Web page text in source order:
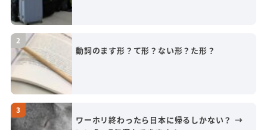
動詞のます形？て形？ない形？た形？
ワーホリ終わったら日本に帰るしかない？ →